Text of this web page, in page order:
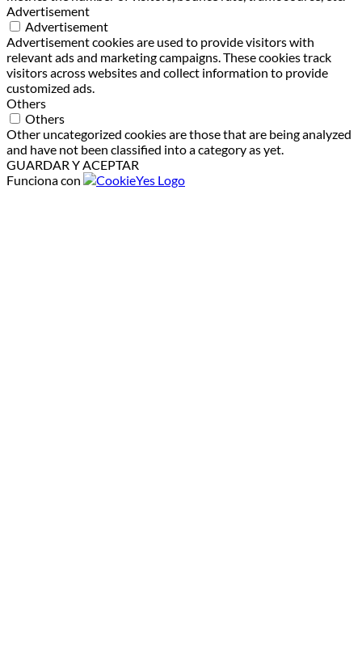
Advertisement
Advertisement
Advertisement cookies are used to provide visitors with
relevant ads and marketing campaigns. These cookies track
visitors across websites and collect information to provide
customized ads.
Others
Others
Other uncategorized cookies are those that are being analyzed
and have not been classified into a category as yet.
GUARDAR Y ACEPTAR
Funciona con